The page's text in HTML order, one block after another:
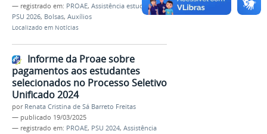
— registrado em: PROAE, Assistência estudantil,
PSU 2026, Bolsas, Auxílios
Localizado em Notícias
Informe da Proae sobre
pagamentos aos estudantes
selecionados no Processo Seletivo
Unificado 2024
por Renata Cristina de Sá Barreto Freitas
— publicado 19/03/2025
— registrado em: PROAE, PSU 2024, Assistência